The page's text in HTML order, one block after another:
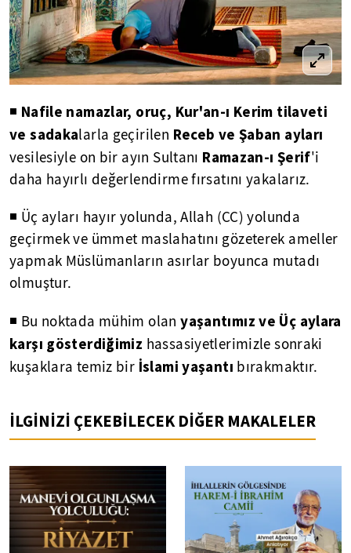
◾ Nafile namazlar, oruç, Kur'an-ı Kerim tilaveti
ve sadakalarla geçirilen Receb ve Şaban ayları
vesilesiyle on bir ayın Sultanı Ramazan-ı Şerif'i
daha hayırlı değerlendirme fırsatını yakalarız.
◾ Üç ayları hayır yolunda, Allah (CC) yolunda
geçirmek ve ümmet maslahatını gözeterek ameller
yapmak Müslümanların asırlar boyunca mutadı
olmuştur.
◾ Bu noktada mühim olanyaşantımız ve Üç aylara
karşı gösterdiğimiz hassasiyetlerimizle sonraki
kuşaklara temiz bir İslami yaşantı bırakmaktır.
İLGİNİZİ ÇEKEBİLECEK DİĞER MAKALELER